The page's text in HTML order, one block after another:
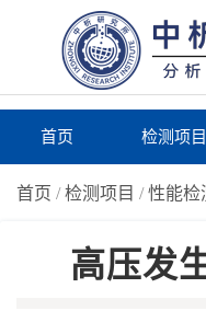
首页 检测项目
首页 /检测项目 /性能检
高压发